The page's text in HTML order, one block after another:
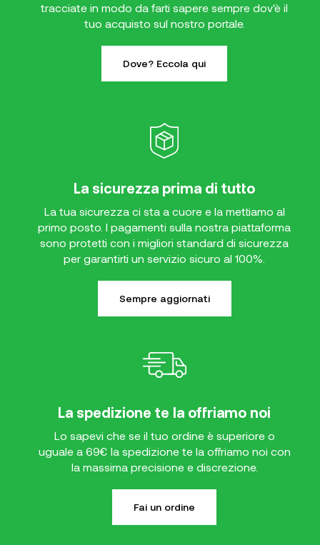
tracciate in modo da farti sapere sempre dov'è il
tuo acquisto sul nostro portale.
Dove? Eccola qui
La sicurezza prima di tutto
La tua sicurezza ci sta a cuore e la mettiamo al
primo posto. I pagamenti sulla nostra piattaforma
sono protetti con i migliori standard di sicurezza
per garantirti un servizio sicuro al 100%.
Sempre aggiornati
La spedizione te la offriamo noi
Lo sapevi che se il tuo ordine è superiore o
uguale a 69€ la spedizione te la offriamo noi con
la massima precisione e discrezione.
Fai un ordine